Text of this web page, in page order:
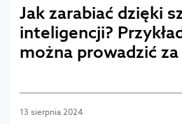
Jak zarabiać dzięki
inteligencji?
można prowadzić
13 sierpnia 2024